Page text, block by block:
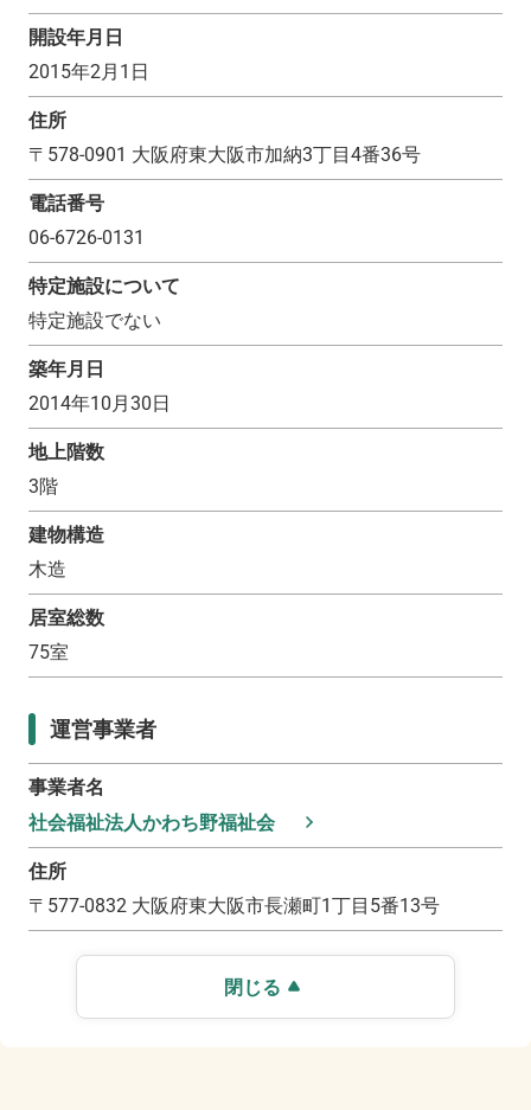
開設年月日
2015年2月1日
住所
〒 578-0901 大阪府東大阪市加納3丁目4番36号
電話番号
06-6726-0131
特定施設について
特定施設でない
築年月日
2014年10月30日
地上階数
3階
建物構造
木造
居室総数
75室
運営事業者
事業者名
社会福祉法人かわち野福祉会
住所
〒 577-0832 大阪府東大阪市長瀬町1丁目5番13号
閉じる